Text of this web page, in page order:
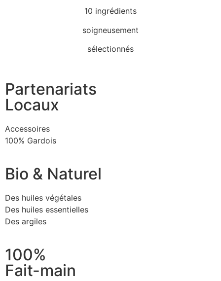
10 ingrédients
soigneusement
sélectionnés
Partenariats
Locaux
Accessoires
100% Gardois
Bio & Naturel
Des huiles végétales
Des huiles essentielles
Des argiles
100%
Fait-main